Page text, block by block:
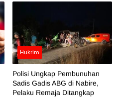
Hukrim
Polisi Ungkap Pembunuhan
Sadis Gadis ABG di Nabire,
Pelaku Remaja Ditangkap